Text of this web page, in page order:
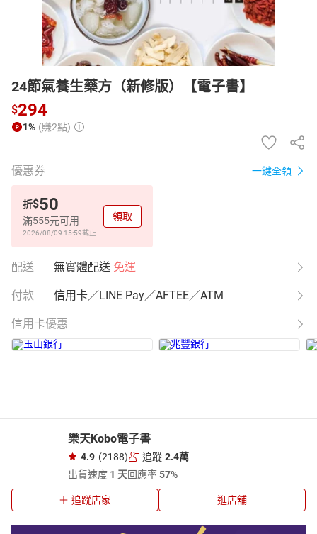
24節氣養生藥方（新修版）【電子書】
$294
1% (賺2點)
優惠券 一鍵全領
折$50
滿555元可用
2026/08/09 15:59截止
領取
配送 無實體配送 免運
付款 信用卡／LINE Pay／AFTEE／ATM
信用卡優惠
樂天Kobo電子書
4.9 (2188) 追蹤 2.4萬
出貨速度 1 天回應率57%
追蹤店家 逛店舖